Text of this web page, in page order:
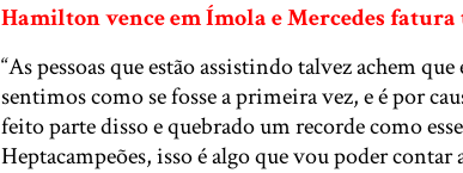
Hamilton vence em Ímola e Mercedes
“As pessoas que estão assistindo talvez achem
sentimos como se fosse a primeira vez, e é por
feito parte disso e quebrado um recorde como
Heptacampeões, isso é algo que vou poder